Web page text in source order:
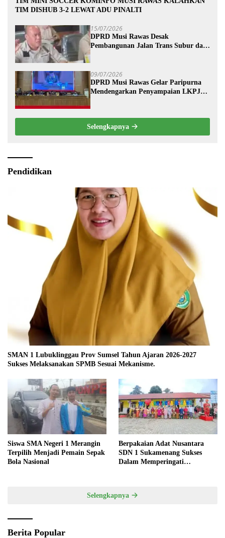
TIM DISHUB 3-2 LEWAT ADU PINALTI
15/07/2026
DPRD Musi Rawas Desak
Pembangunan Jalan Trans Subur dan
09/07/2026
DPRD Musi Rawas Gelar Paripurna
Mendengarkan Penyampaian LKPJ
Selengkapnya
Pendidikan
SMAN 1 Lubuklinggau Prov Sumsel Tahun Ajaran 2026-2027
Sukses Melaksanakan SPMB Sesuai Mekanisme.
Siswa SMA Negeri 1 Merangin
Terpilih Menjadi Pemain Sepak
Bola Nasional
Berpakaian Adat Nusantara
SDN 1 Sukamenang Sukses
Dalam Memperingati
Selengkapnya
Berita Popular